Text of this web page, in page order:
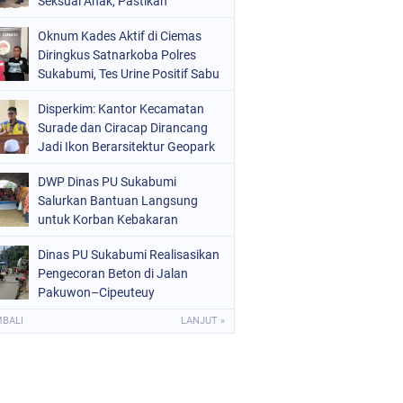
Oknum Kades Aktif di Ciemas
Diringkus Satnarkoba Polres
Sukabumi, Tes Urine Positif Sabu
Disperkim: Kantor Kecamatan
Surade dan Ciracap Dirancang
Jadi Ikon Berarsitektur Geopark
DWP Dinas PU Sukabumi
Salurkan Bantuan Langsung
untuk Korban Kebakaran
Dinas PU Sukabumi Realisasikan
Pengecoran Beton di Jalan
Pakuwon–Cipeuteuy
LANJUT »